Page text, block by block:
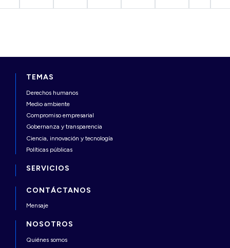
TEMAS
Derechos humanos
Medio ambiente
Compromiso empresarial
Gobernanza y transparencia
Ciencia, innovación y tecnología
Políticas públicas
SERVICIOS
CONTÁCTANOS
Mensaje
NOSOTROS
Quiénes somos